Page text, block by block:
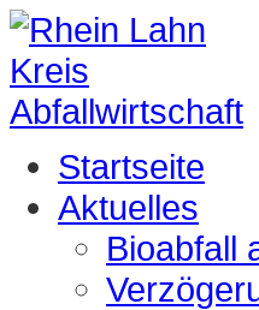
Startseite
Aktuelles
Bioabfall